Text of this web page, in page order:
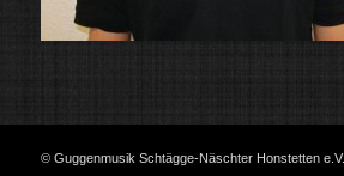
© Guggenmusik Schtägge-Näschter Honstetten e.V.